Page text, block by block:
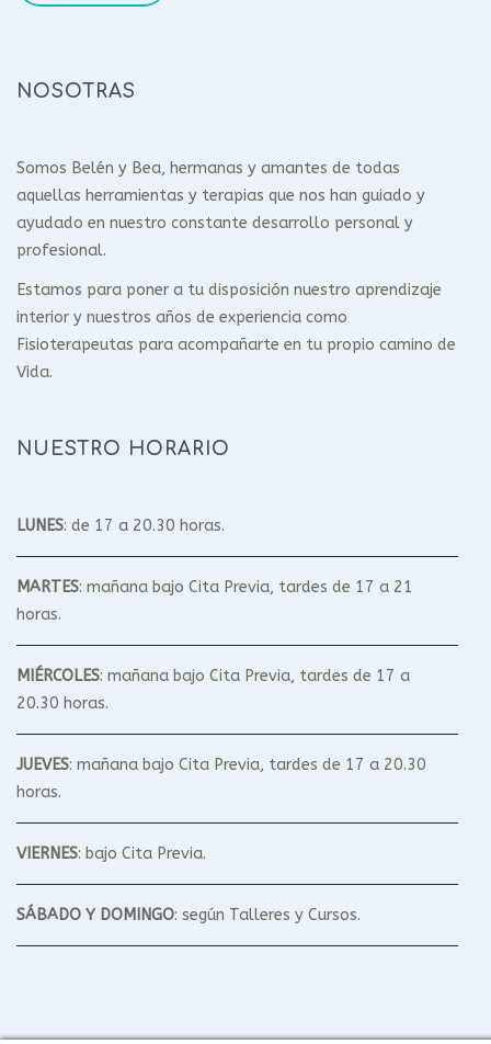
NOSOTRAS
Somos Belén y Bea, hermanas y amantes de todas
aquellas herramientas y terapias que nos han guiado y
ayudado en nuestro constante desarrollo personal y
profesional.
Estamos para poner a tu disposición nuestro aprendizaje
interior y nuestros años de experiencia como
Fisioterapeutas para acompañarte en tu propio camino de
Vida.
NUESTRO HORARIO
LUNES: de 17 a 20.30 horas.
MARTES: mañana bajo Cita Previa, tardes de 17 a 21
horas.
MIÉRCOLES: mañana bajo Cita Previa, tardes de 17 a
20.30 horas.
JUEVES: mañana bajo Cita Previa, tardes de 17 a 20.30
horas.
VIERNES: bajo Cita Previa.
SÁBADO Y DOMINGO: según Talleres y Cursos.